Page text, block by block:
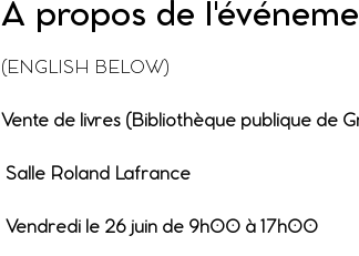
À propos de
(ENGLISH BELOW)
Vente de livres (Bibliothèque publique de
Salle Roland Lafrance
Vendredi le 26 juin de 9h00 à 17h00